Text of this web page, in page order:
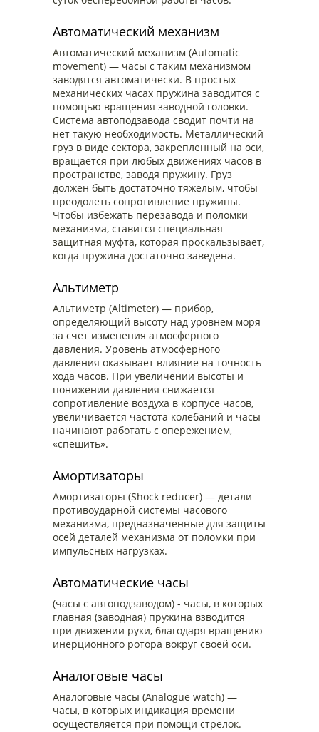
Автоматический механизм
Автоматический механизм (Automatic
movement) — часы с таким механизмом
заводятся автоматически. В простых
механических часах пружина заводится с
помощью вращения заводной головки.
Система автоподзавода сводит почти на
нет такую необходимость. Металлический
груз в виде сектора, закрепленный на оси,
вращается при любых движениях часов в
пространстве, заводя пружину. Груз
должен быть достаточно тяжелым, чтобы
преодолеть сопротивление пружины.
Чтобы избежать перезавода и поломки
механизма, ставится специальная
защитная муфта, которая проскальзывает,
когда пружина достаточно заведена.
Альтиметр
Альтиметр (Altimeter) — прибор,
определяющий высоту над уровнем моря
за счет изменения атмосферного
давления. Уровень атмосферного
давления оказывает влияние на точность
хода часов. При увеличении высоты и
понижении давления снижается
сопротивление воздуха в корпусе часов,
увеличивается частота колебаний и часы
начинают работать с опережением,
«спешить».
Амортизаторы
Амортизаторы (Shock reducer) — детали
противоударной системы часового
механизма, предназначенные для защиты
осей деталей механизма от поломки при
импульсных нагрузках.
Автоматические часы
(часы с автоподзаводом) - часы, в которых
главная (заводная) пружина взводится
при движении руки, благодаря вращению
инерционного ротора вокруг своей оси.
Аналоговые часы
Аналоговые часы (Analogue watch) —
часы, в которых индикация времени
осуществляется при помощи стрелок.